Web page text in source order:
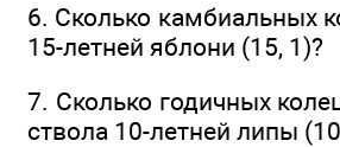
6. Сколько камбиальных
15-летней яблони (15, 1)?
7. Сколько годичных
ствола 10-летней липы